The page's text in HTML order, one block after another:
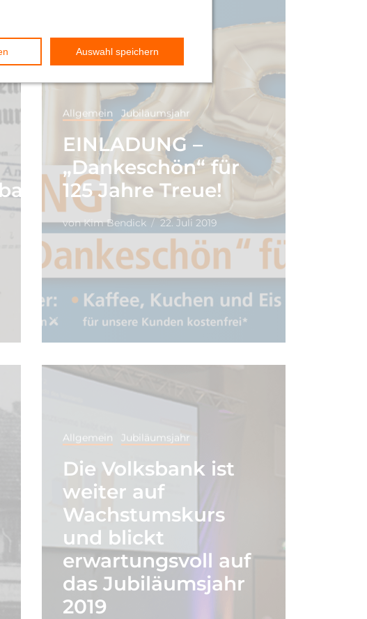
Allgemein Jubiläumsjahr
EINLADUNG –
„Dankeschön“ für
125 Jahre Treue!
vonKim Bendick 22. Juli 2019
Allgemein Jubiläumsjahr
Die Volksbank ist
weiter auf
Wachstumskurs
und blickt
erwartungsvoll auf
das Jubiläumsjahr
2019